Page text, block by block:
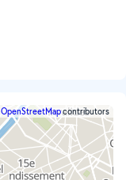
OpenStreetMapcontributors